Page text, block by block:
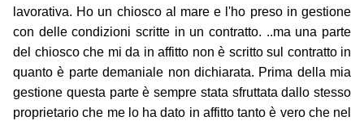
lavorativa. Ho un chiosco al mare e l'ho preso in gestione
con delle condizioni scritte in un contratto. ..ma una parte
del chiosco che mi da in affitto non è scritto sul contratto in
quanto è parte demaniale non dichiarata. Prima della mia
gestione questa parte è sempre stata sfruttata dallo stesso
proprietario che me lo ha dato in affitto tanto è vero che nel